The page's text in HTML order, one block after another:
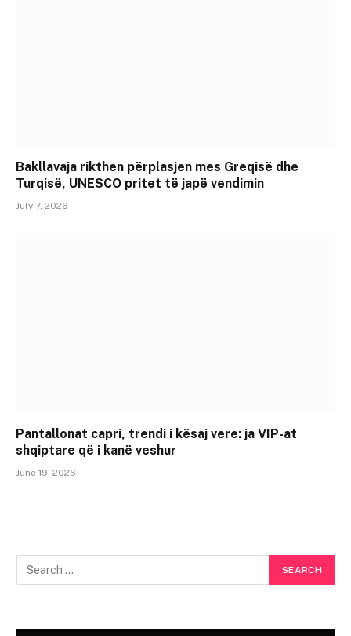
Bakllavaja rikthen përplasjen mes Greqisë dhe
Turqisë, UNESCO pritet të japë vendimin
July 7, 2026
Pantallonat capri, trendi i kësaj vere: ja VIP-at
shqiptare që i kanë veshur
June 19, 2026